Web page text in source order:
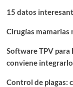
15 datos
Cirugías mamarias
Software TPV
conviene
Control de plagas: